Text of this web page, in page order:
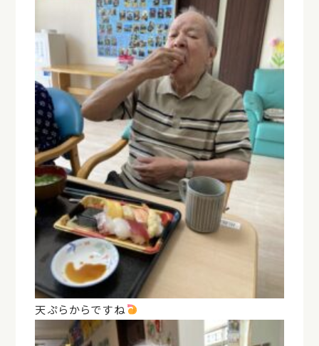
天ぷらからですね